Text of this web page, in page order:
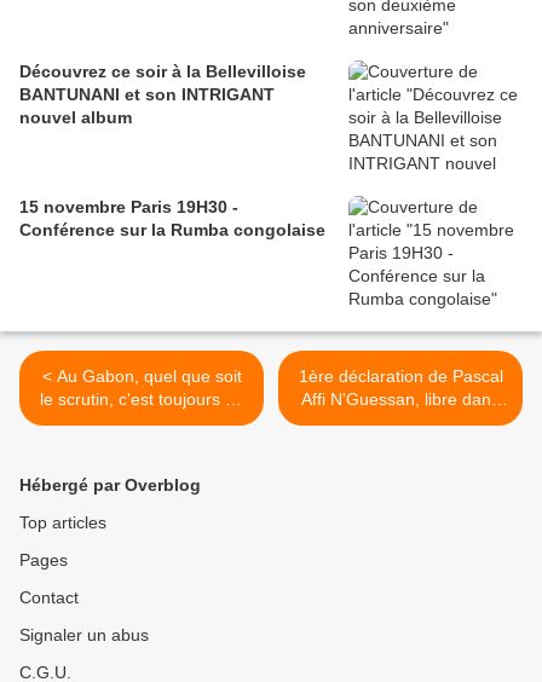
Découvrez ce soir à la Bellevilloise
BANTUNANI et son INTRIGANT
nouvel album
15 novembre Paris 19H30 -
Conférence sur la Rumba congolaise
< Au Gabon, quel que soit
le scrutin, c'est toujours un
Bongo qui règne après les
1ère déclaration de Pascal
Affi N'Guessan, libre dans
la Côte d'Ivoire de François
Hébergé par Overblog
Top articles
Pages
Contact
Signaler un abus
C.G.U.